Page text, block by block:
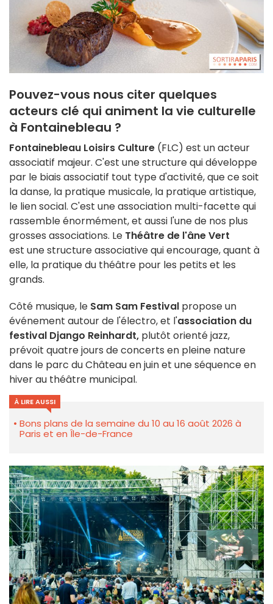
Pouvez-vous nous citer quelques
acteurs clé qui animent la vie culturelle
à Fontainebleau ?
Fontainebleau Loisirs Culture (FLC) est un acteur
associatif majeur. C'est une structure qui développe
par le biais associatif tout type d'activité, que ce soit
la danse, la pratique musicale, la pratique artistique,
le lien social. C'est une association multi-facette qui
rassemble énormément, et aussi l'une de nos plus
grosses associations. Le Théâtre de l'âne Vert
est une structure associative qui encourage, quant à
elle, la pratique du théâtre pour les petits et les
grands.
Côté musique, le Sam Sam Festival propose un
événement autour de l'électro, et l'association du
festival Django Reinhardt, plutôt orienté jazz,
prévoit quatre jours de concerts en pleine nature
dans le parc du Château en juin et une séquence en
hiver au théâtre municipal.
À LIRE AUSSI
Bons plans de la semaine du 10 au 16 août 2026 à
Paris et en Île-de-France